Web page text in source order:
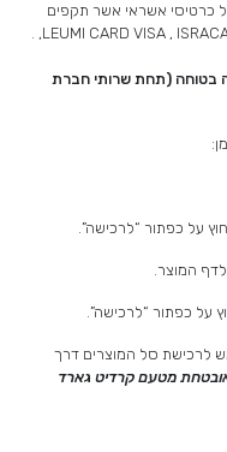
בישראל:LEUMI CARD VISA , ISRACARD , AMERICAN EXPRESS , DINERS, .
בטוחה (תחת שרותי חברת
על כפתור “לרכישה”.
המוצר.
על כפתור “לרכישה”.
לרכישת סל המוצרים דרך
מטעם ­קרדיט גארד